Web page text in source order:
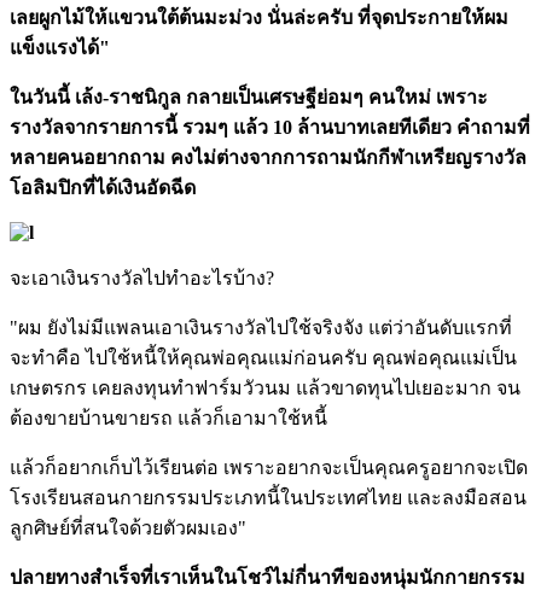
เลยผูกไม้ให้แขวนใต้ต้นมะม่วง นั่นล่ะครับ ที่จุดประกายให้ผม
แข็งแรงได้"
ในวันนี้ เล้ง-ราชนิกูล กลายเป็นเศรษฐีย่อมๆ คนใหม่ เพราะ
รางวัลจากรายการนี้ รวมๆ แล้ว 10 ล้านบาทเลยทีเดียว คำถามที่
หลายคนอยากถาม คงไม่ต่างจากการถามนักกีฬาเหรียญรางวัล
โอลิมปิกที่ได้เงินอัดฉีด
จะเอาเงินรางวัลไปทำอะไรบ้าง?
"ผม ยังไม่มีแพลนเอาเงินรางวัลไปใช้จริงจัง แต่ว่าอันดับแรกที่
จะทำคือ ไปใช้หนี้ให้คุณพ่อคุณแม่ก่อนครับ คุณพ่อคุณแม่เป็น
เกษตรกร เคยลงทุนทำฟาร์มวัวนม แล้วขาดทุนไปเยอะมาก จน
ต้องขายบ้านขายรถ แล้วก็เอามาใช้หนี้
แล้วก็อยากเก็บไว้เรียนต่อ เพราะอยากจะเป็นคุณครูอยากจะเปิด
โรงเรียนสอนกายกรรมประเภทนี้ในประเทศไทย และลงมือสอน
ลูกศิษย์ที่สนใจด้วยตัวผมเอง"
ปลายทางสำเร็จที่เราเห็นในโชว์ไม่กี่นาทีของหนุ่มนักกายกรรม